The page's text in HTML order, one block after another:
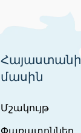
Հայաստանի
մասին
Մշակույթ